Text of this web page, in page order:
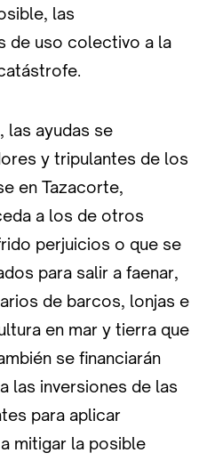
las
de uso colectivo a la
las ayudas se
y tripulantes de los
en Tazacorte,
a los de otros
perjuicios o que se
para salir a faenar,
de barcos, lonjas e
en mar y tierra que
se financiarán
las inversiones de las
para aplicar
mitigar la posible